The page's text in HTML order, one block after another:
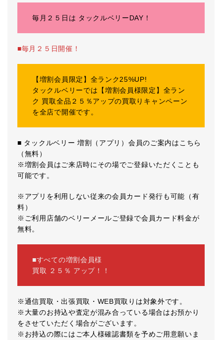
毎月２５日は タックルベリーDAY！
■毎月２５日開催！
【増割会員限定】全ランク25%UP!
タックルベリーでは【増割会員様限定】全ラン
ク 買取全品２５％アップの買取りキャンペーン
を全店で開催です。
■ タックルベリー 増割（アプリ）会員のご案内はこちら
（無料）
※増割会員はご来店時にその場でご登録いただくことも
可能です。
※アプリを利用しない従来の会員カード発行も可能（有
料）
※ご利用店舗のベリーメールご登録で会員カード料金が
無料。
■すべての増割会員様
買取 ２５％ アップ！！
※通信買取・出張買取・WEB買取りは対象外です。
※大量のお持込や査定が混み合っている場合はお預かり
をさせていただく場合がございます。
※お持込の際にはご本人様確認書類を予めご用意願いま